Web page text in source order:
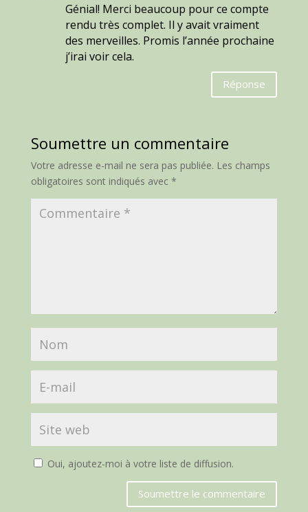
Génial! Merci beaucoup pour ce compte
rendu très complet. Il y avait vraiment
des merveilles. Promis l’année prochaine
j’irai voir cela.
Réponse
Soumettre un commentaire
Votre adresse e-mail ne sera pas publiée. Les champs
obligatoires sont indiqués avec *
Oui, ajoutez-moi à votre liste de diffusion.
Soumettre le commentaire